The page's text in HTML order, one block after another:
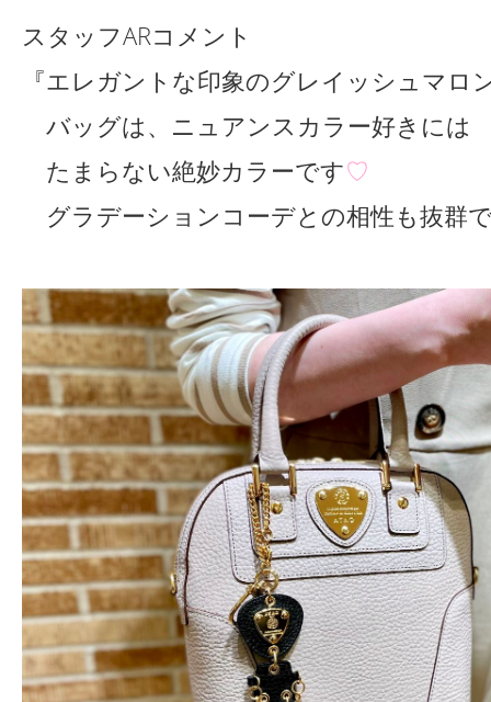
スタッフARコメント
『エレガントな印象のグレイッシュマロ
バッグは、ニュアンスカラー好きには
たまらない絶妙カラーです♡
グラデーションコーデとの相性も抜群